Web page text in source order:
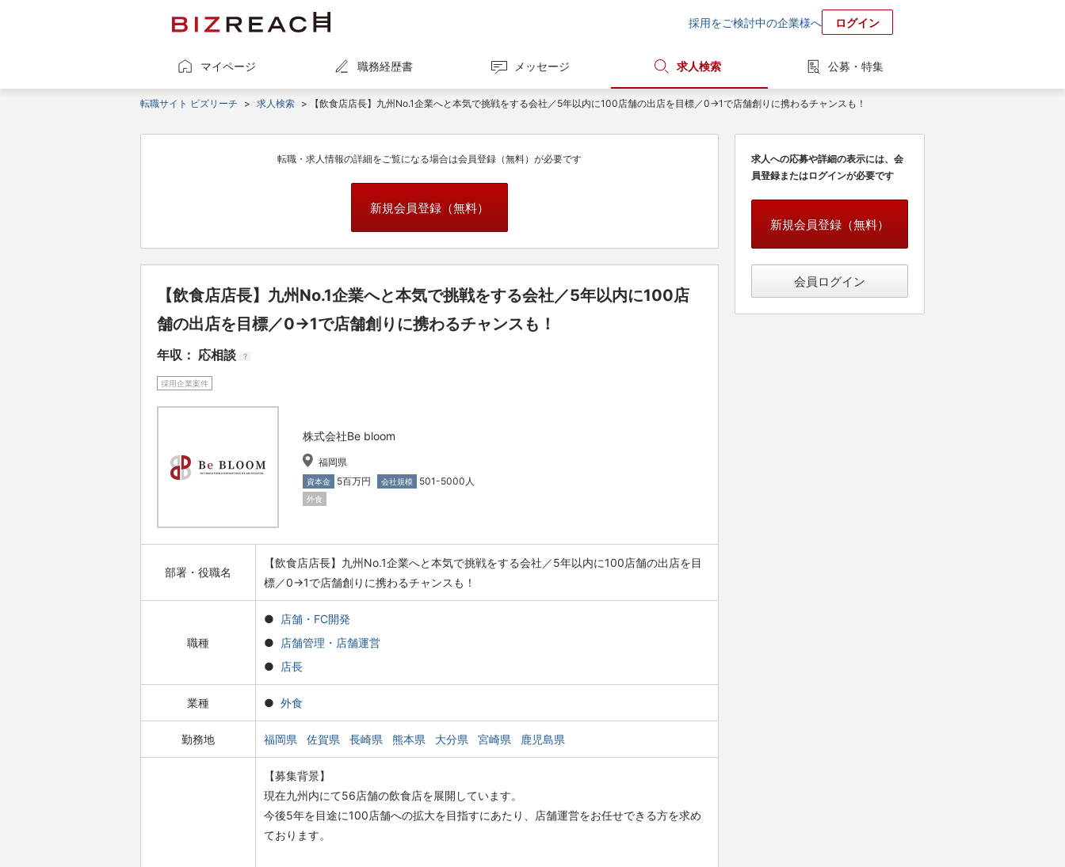
採用をご検討中の企業様へ ログイン
マイページ 職務経歴書 メッセージ 求人検索 公募・特集
転職サイト ビズリーチ > 求人検索 > 【飲食店店長】九州No.1企業へと本気で挑戦をする会社／5年以内に100店舗の出店を目標／0→1で店舗創りに携わるチャンスも！
転職・求人情報の詳細をご覧になる場合は会員登録（無料）が必要です
新規会員登録（無料）
【飲食店店長】九州No.1企業へと本気で挑戦をする会社／5年以内に100店
舗の出店を目標／0→1で店舗創りに携わるチャンスも！
年収： 応相談 ?
採用企業案件
株式会社Be bloom
福岡県
資本金 5百万円 会社規模 501-5000人
外食
部署・役職名
【飲食店店長】九州No.1企業へと本気で挑戦をする会社／5年以内に100店舗の出店を目
標／0→1で店舗創りに携わるチャンスも！
職種
店舗・FC開発
店舗管理・店舗運営
店長
業種 外食
勤務地 福岡県 佐賀県 長崎県 熊本県 大分県 宮崎県 鹿児島県
【募集背景】
現在九州内にて56店舗の飲食店を展開しています。
今後5年を目途に100店舗への拡大を目指すにあたり、店舗運営をお任せできる方を求め
ております。
求人への応募や詳細の表示には、会
員登録またはログインが必要です
新規会員登録（無料）
会員ログイン